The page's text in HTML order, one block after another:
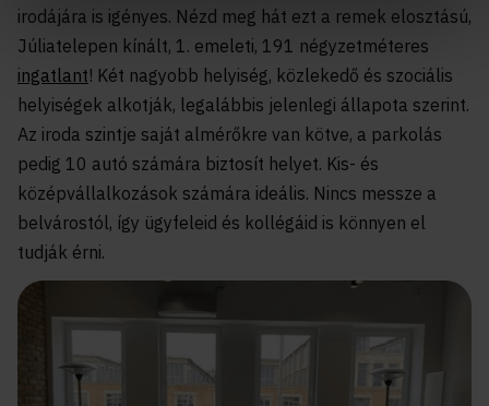
irodájára is igényes. Nézd meg hát ezt a remek elosztású,
Júliatelepen kínált, 1. emeleti, 191 négyzetméteres
ingatlant! Két nagyobb helyiség, közlekedő és szociális
helyiségek alkotják, legalábbis jelenlegi állapota szerint.
Az iroda szintje saját almérőkre van kötve, a parkolás
pedig 10 autó számára biztosít helyet. Kis- és
középvállalkozások számára ideális. Nincs messze a
belvárostól, így ügyfeleid és kollégáid is könnyen el
tudják érni.